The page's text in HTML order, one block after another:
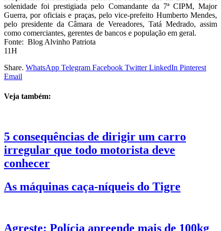
solenidade foi prestigiada pelo Comandante da 7ª CIPM, Major
Guerra, por oficiais e praças, pelo vice-prefeito Humberto Mendes,
pelo presidente da Câmara de Vereadores, Tatá Medrado, assim
como comerciantes, gerentes de bancos e população em geral.
Fonte: Blog Alvinho Patriota
11H
Share. WhatsApp Telegram Facebook Twitter LinkedIn Pinterest
Email
Veja também:
5 consequências de dirigir um carro
irregular que todo motorista deve
conhecer
As máquinas caça-níqueis do Tigre
Agreste: Polícia apreende mais de 100kg